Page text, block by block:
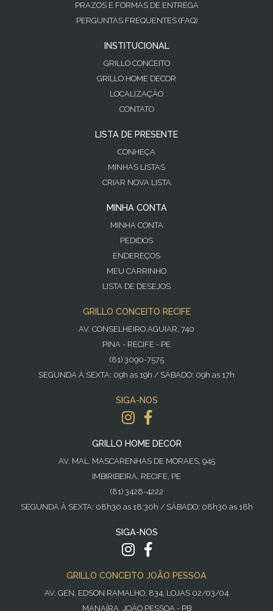
PRAZOS E FORMAS DE ENTREGA
PERGUNTAS FREQUENTES (FAQ)
INSTITUCIONAL
GRILLO CONCEITO
GRILLO HOME DECOR
LOCALIZAÇÃO
CONTATO
LISTA DE PRESENTE
CONHEÇA
MINHAS LISTAS
CRIAR NOVA LISTA
MINHA CONTA
MINHA CONTA
PEDIDOS
ENDEREÇOS
MEU CARRINHO
LISTA DE DESEJOS
GRILLO CONCEITO RECIFE
AV. CONSELHEIRO AGUIAR, 740
PINA - RECIFE - PE
(81) 3090-7575
SEGUNDA À SEXTA: 09h as 19h / SÁBADO: 09h as 17h
SIGA-NOS
GRILLO HOME DECOR
AV. MAL. MASCARENHAS DE MORAES, 945
IMBIRIBEIRA, RECIFE, PE
(81) 3428-4222
SEGUNDA À SEXTA: 08h30 as 18:30h / SÁBADO: 08h30 as 18h
SIGA-NOS
GRILLO CONCEITO JOÃO PESSOA
AV. GEN. EDSON RAMALHO, 834, LOJAS 02/03/04
MANAÍRA, JOÃO PESSOA - PB